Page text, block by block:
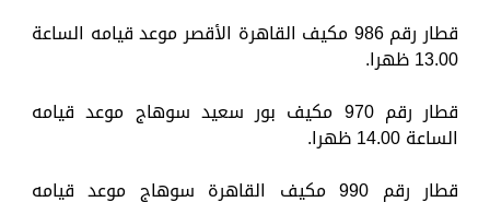
قطار رقم 986 مكيف القاهرة الأقصر موعد قيامه الساعة
13.00 ظهرا.
قطار رقم 970 مكيف بور سعيد سوهاج موعد قيامه
الساعة 14.00 ظهرا.
قطار رقم 990 مكيف القاهرة سوهاج موعد قيامه